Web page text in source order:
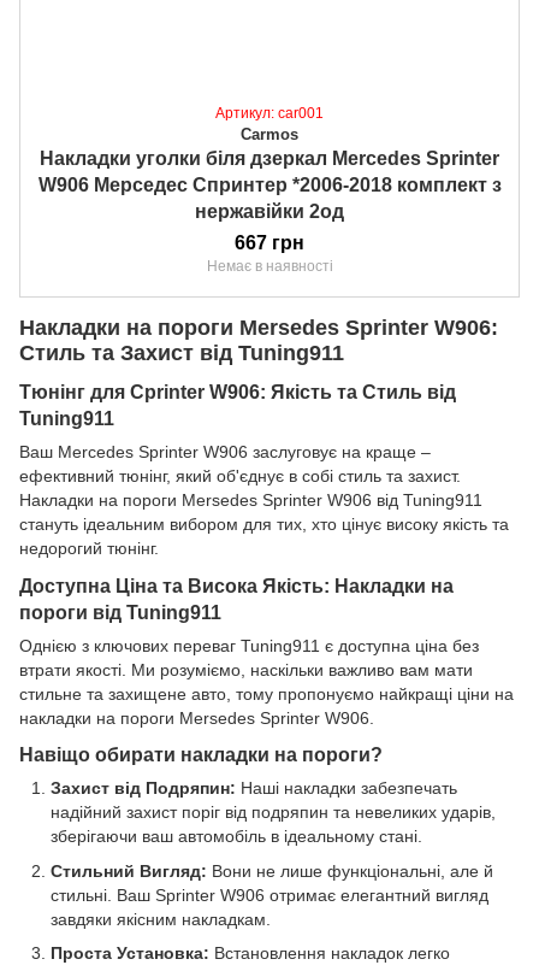
Артикул: car001
Carmos
Накладки уголки біля дзеркал Mercedes Sprinter
W906 Мерседес Спринтер *2006-2018 комплект з
нержавійки 2од
667 грн
Немає в наявності
Накладки на пороги Mersedes Sprinter W906:
Стиль та Захист від Tuning911
Тюнінг для Сprinter W906: Якість та Стиль від
Tuning911
Ваш Mercedes Sprinter W906 заслуговує на краще –
ефективний тюнінг, який об'єднує в собі стиль та захист.
Накладки на пороги Mersedes Sprinter W906 від Tuning911
стануть ідеальним вибором для тих, хто цінує високу якість та
недорогий тюнінг.
Доступна Ціна та Висока Якість: Накладки на
пороги від Tuning911
Однією з ключових переваг Tuning911 є доступна ціна без
втрати якості. Ми розуміємо, наскільки важливо вам мати
стильне та захищене авто, тому пропонуємо найкращі ціни на
накладки на пороги Mersedes Sprinter W906.
Навіщо обирати накладки на пороги?
Захист від Подряпин: Наші накладки забезпечать
надійний захист поріг від подряпин та невеликих ударів,
зберігаючи ваш автомобіль в ідеальному стані.
Стильний Вигляд: Вони не лише функціональні, але й
стильні. Ваш Sprinter W906 отримає елегантний вигляд
завдяки якісним накладкам.
Проста Установка: Встановлення накладок легко